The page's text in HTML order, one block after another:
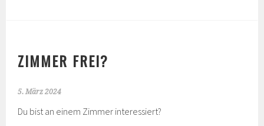
ZIMMER FREI?
5. März 2024
Du bist an einem Zimmer interessiert?